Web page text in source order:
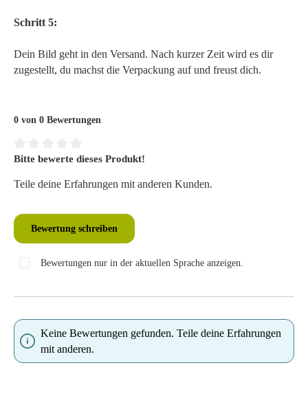
Schritt 5:
Dein Bild geht in den Versand. Nach kurzer Zeit wird es dir
zugestellt, du machst die Verpackung auf und freust dich.
0 von 0 Bewertungen
Durchschnittliche Bewertung von 0 von 5 Sternen
Bitte bewerte dieses Produkt!
Teile deine Erfahrungen mit anderen Kunden.
Bewertung schreiben
Bewertungen nur in der aktuellen Sprache anzeigen.
Keine Bewertungen gefunden. Teile deine Erfahrungen
mit anderen.